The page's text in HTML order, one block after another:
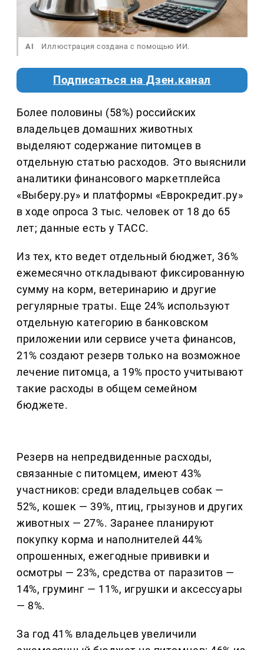
AI Иллюстрация создана с помощью ИИ.
Подписаться на Дзен.канал
Более половины (58%) российских
владельцев домашних животных
выделяют содержание питомцев в
отдельную статью расходов. Это выяснили
аналитики финансового маркетплейса
«Выберу.ру» и платформы «Еврокредит.ру»
в ходе опроса 3 тыс. человек от 18 до 65
лет; данные есть у ТАСС.
Из тех, кто ведет отдельный бюджет, 36%
ежемесячно откладывают фиксированную
сумму на корм, ветеринарию и другие
регулярные траты. Еще 24% используют
отдельную категорию в банковском
приложении или сервисе учета финансов,
21% создают резерв только на возможное
лечение питомца, а 19% просто учитывают
такие расходы в общем семейном
бюджете.
Резерв на непредвиденные расходы,
связанные с питомцем, имеют 43%
участников: среди владельцев собак —
52%, кошек — 39%, птиц, грызунов и других
животных — 27%. Заранее планируют
покупку корма и наполнителей 44%
опрошенных, ежегодные прививки и
осмотры — 23%, средства от паразитов —
14%, груминг — 11%, игрушки и аксессуары
— 8%.
За год 41% владельцев увеличили